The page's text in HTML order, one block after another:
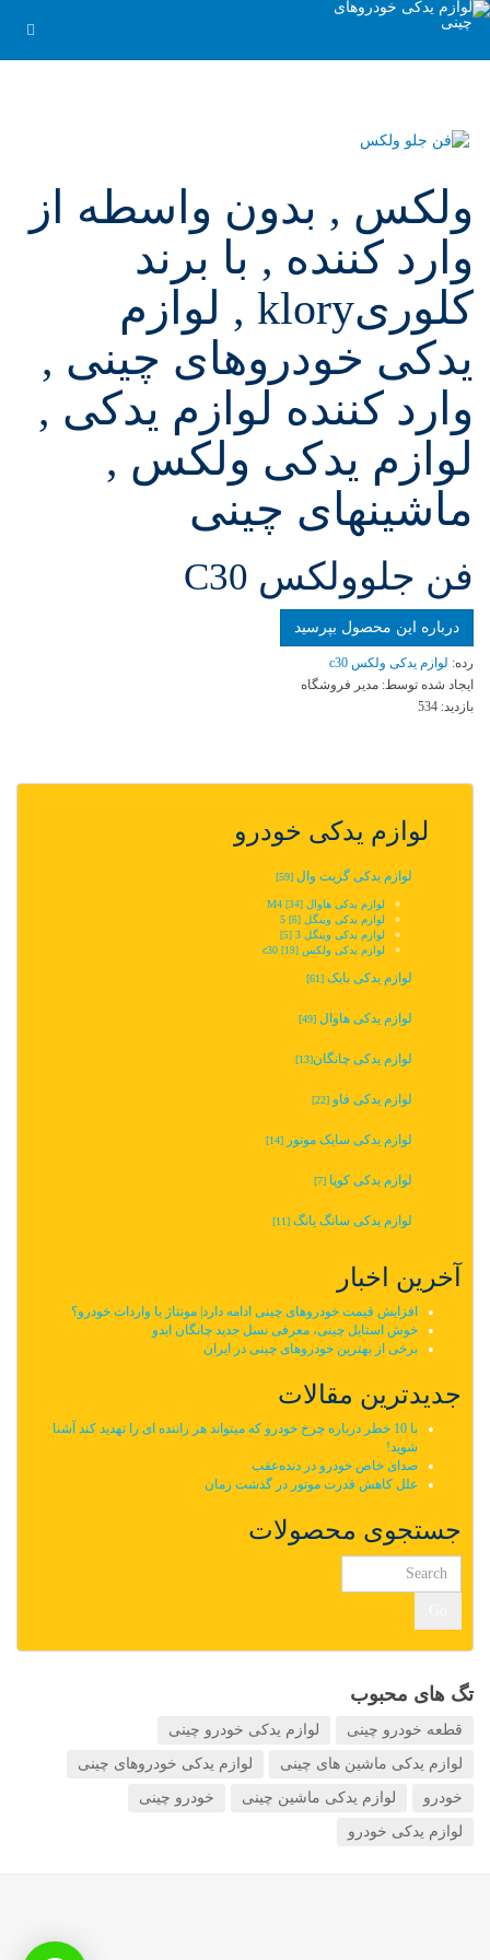
ولکس , بدون واسطه از
وارد کننده , با برند
کلوریklory , لوازم
یدکی خودروهای چینی ,
وارد کننده لوازم یدکی ,
لوازم یدکی ولکس ,
ماشینهای چینی
فن جلوولکس C30
درباره این محصول بپرسید
رده: لوازم یدکی ولکس c30
ایجاد شده توسط: مدیر فروشگاه
بازدید: 534
لوازم یدکی خودرو
لوازم یدکی گریت وال [59]
لوازم یدکی هاوال M4 [34]
لوازم یدکی وینگل 5‬‎ [6]
لوازم یدکی وینگل 3 [5]
لوازم یدکی ولکس c30 [19]
لوازم یدکی بایک [61]
لوازم یدکی هاوال [49]
لوازم یدکی چانگان‬‎[13]
لوازم یدکی فاو [22]
لوازم یدکی سایک موتور [14]
لوازم یدکی کوپا [7]
لوازم یدکی سانگ یانگ [11]
آخرین اخبار
افزایش قیمت خودروهای چینی ادامه دارد| مونتاژ یا واردات خودرو؟
خوش استایل چینی، معرفی نسل جدید چانگان ایدو
برخی از بهترین خودروهای چینی در ایران
جدیدترین مقالات
با 10 خطر درباره چرخ خودرو که میتواند هر راننده ای را تهدید کند آشنا
شوید!
صدای خاص خودرو در دنده‌عقب
علل کاهش قدرت موتور در گذشت زمان
جستجوی محصولات
تگ های محبوب
قطعه خودرو چینی لوازم یدکی خودرو چینی
لوازم یدکی ماشین های چینی لوازم یدکی خودروهای چینی
خودرو لوازم یدکی ماشین چینی خودرو چینی
لوازم یدکی خودرو